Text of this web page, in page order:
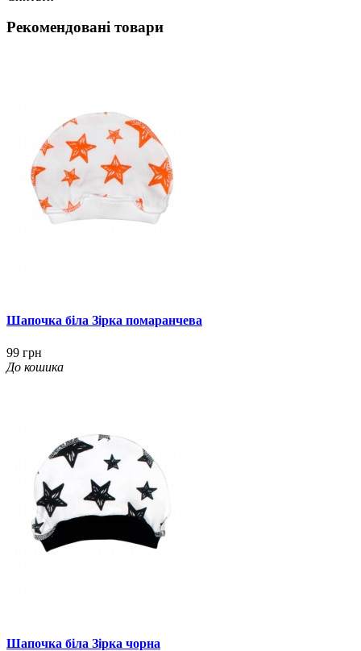
Рекомендовані товари
Шапочка біла Зірка помаранчева
99 грн
До кошика
Шапочка біла Зірка чорна